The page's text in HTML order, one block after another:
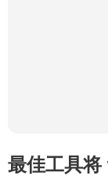
最佳工具